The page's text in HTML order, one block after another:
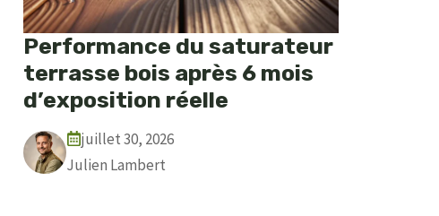
Performance du saturateur
terrasse bois après 6 mois
d’exposition réelle
juillet 30, 2026
Julien Lambert